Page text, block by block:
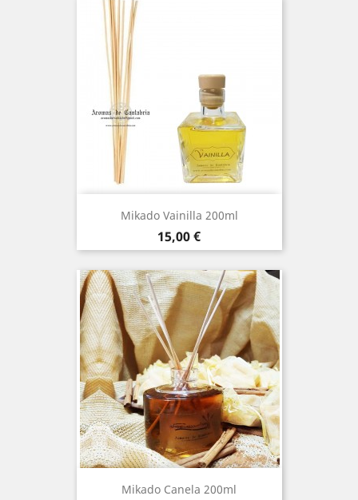
Mikado Vainilla 200ml
Precio
15,00 €
Mikado Canela 200ml